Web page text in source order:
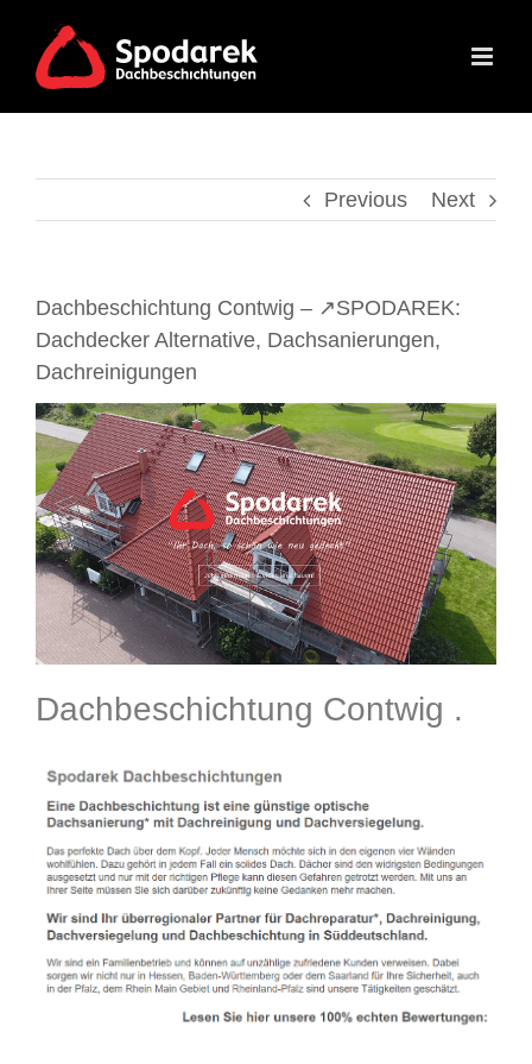
content
Previous Next
Dachbeschichtung Contwig – ↗️SPODAREK:
Dachdecker Alternative, Dachsanierungen,
Dachreinigungen
Dachbeschichtung Contwig .